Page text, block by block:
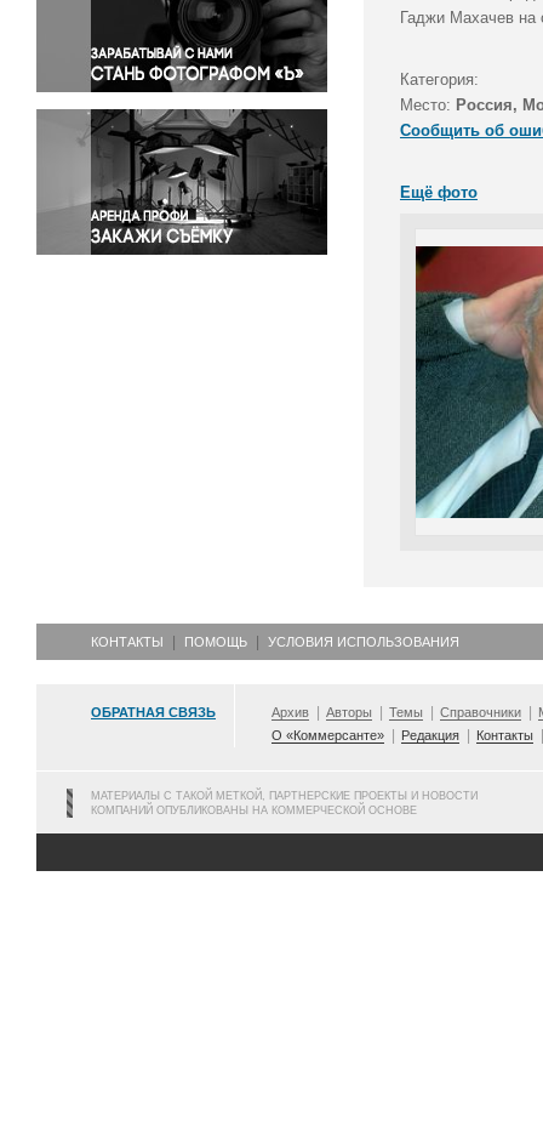
Правосудие
Происшествия и конфликты
Религия
Светская жизнь
Спорт
Экология
Экономика и бизнес
Гаджи Махачев на
Категория:
Место: Россия,
Сообщить об
Ещё фото
КОНТАКТЫ ПОМОЩЬ УСЛОВИЯ ИСПОЛЬЗОВАНИЯ
ОБРАТНАЯ СВЯЗЬ Архив Авторы Темы Справочники
О «Коммерсанте»
Редакция Контакты
МАТЕРИАЛЫ С ТАКОЙ МЕТКОЙ, ПАРТНЕРСКИЕ ПРОЕКТЫ И НОВОСТИ
КОМПАНИЙ ОПУБЛИКОВАНЫ НА КОММЕРЧЕСКОЙ ОСНОВЕ